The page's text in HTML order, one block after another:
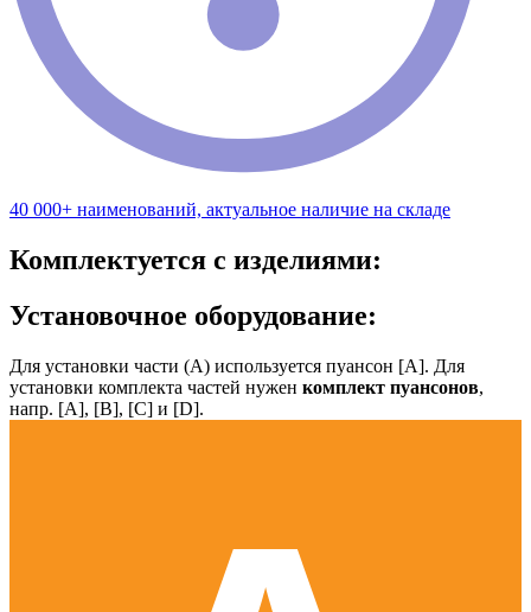
40 000+ наименований, актуальное наличие на складе
Комплектуется с изделиями:
Установочное оборудование:
Для установки части (А) используется пуансон [А]. Для
установки комплекта частей нужен комплект пуансонов,
напр. [А], [B], [С] и [D].